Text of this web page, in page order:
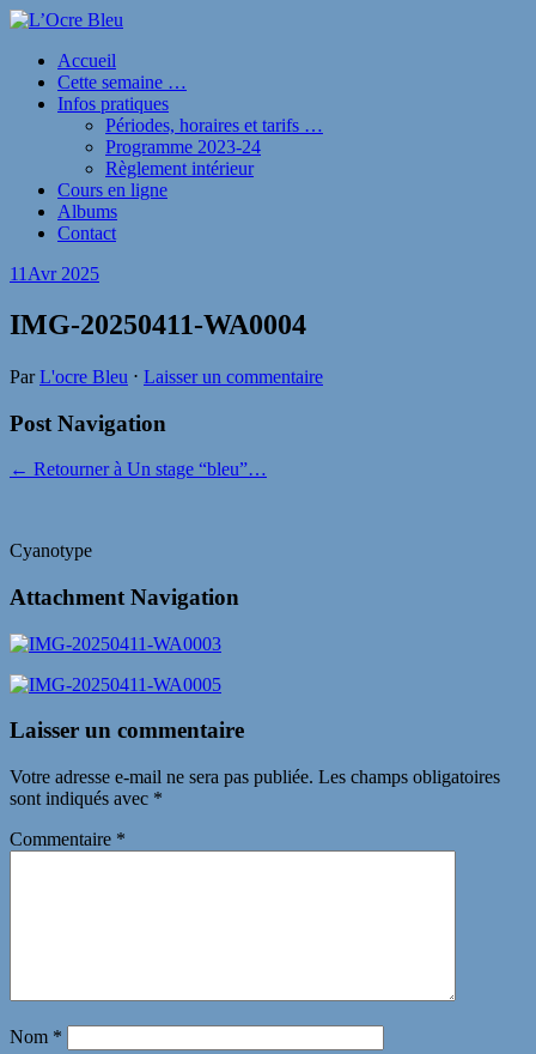
Accueil
Cette semaine …
Infos pratiques
Périodes, horaires et tarifs …
Programme 2023-24
Règlement intérieur
Cours en ligne
Albums
Contact
11 Avr 2025
IMG-20250411-WA0004
ParL'ocre Bleu ⋅ Laisser un commentaire
Post Navigation
← Retourner à Un stage “bleu”…
Cyanotype
Attachment Navigation
Laisser un commentaire
Votre adresse e-mail ne sera pas publiée. Les champs obligatoires
sont indiqués avec *
Commentaire *
Nom *